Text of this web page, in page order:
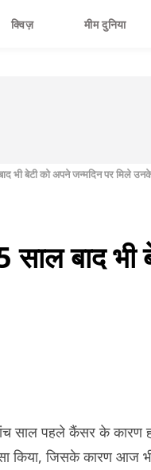
क्विज़ मीम दुनिया
भी बेटी को अपने जन्मदिन पर मिले
साल बाद
साल पहले कैंसर के कारण
किया, जिसके कारण आज